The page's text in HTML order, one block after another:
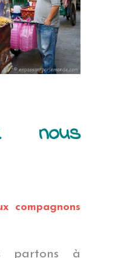
nous
compagnons
partons à